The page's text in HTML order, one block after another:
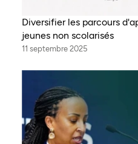
Diversifier les parcours
jeunes non scolarisés
11 septembre 2025